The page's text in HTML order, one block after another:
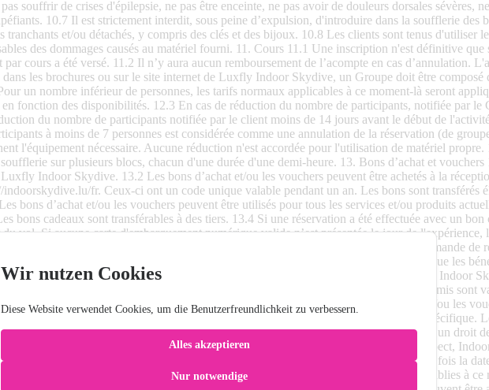
Wir nutzen Cookies
Diese Website verwendet Cookies, um die Benutzerfreundlichkeit zu verbessern.
Alles akzeptieren
Nur notwendige